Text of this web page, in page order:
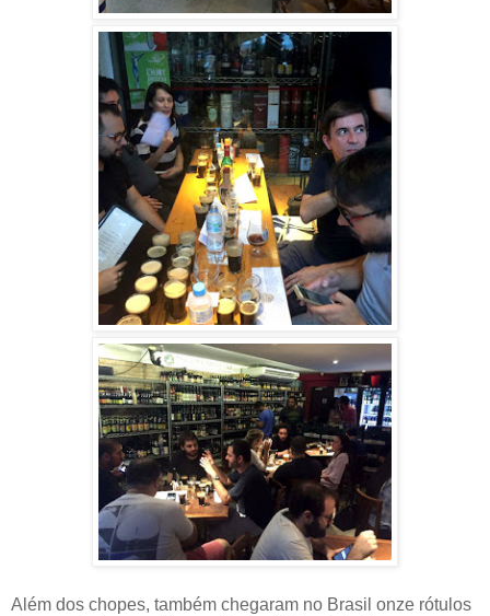
Além dos chopes, também chegaram no Brasil onze rótulos